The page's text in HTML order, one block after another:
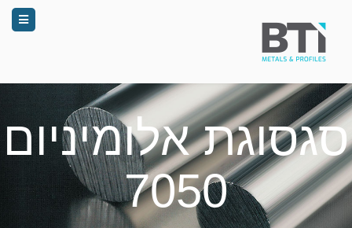
סגסוגת אלומיניום
7050